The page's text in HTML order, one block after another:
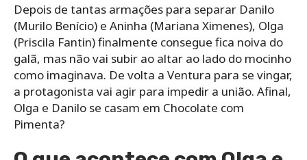
Depois de tantas armações para separar Danilo
(Murilo Benício) e Aninha (Mariana Ximenes), Olga
(Priscila Fantin) finalmente consegue fica noiva do
galã, mas não vai subir ao altar ao lado do mocinho
como imaginava. De volta a Ventura para se vingar,
a protagonista vai agir para impedir a união. Afinal,
Olga e Danilo se casam em Chocolate com
Pimenta?